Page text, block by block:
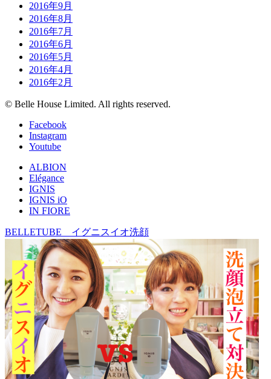
2016年9月
2016年8月
2016年7月
2016年6月
2016年5月
2016年4月
2016年2月
© Belle House Limited. All rights reserved.
Facebook
Instagram
Youtube
ALBION
Elégance
IGNIS
IGNIS iO
IN FIORE
BELLETUBE イグニスイオ洗顔